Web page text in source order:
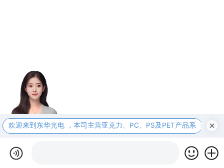
欢迎来到东华光电 ，本司主营亚克力、PC、PS及PET产品系 本